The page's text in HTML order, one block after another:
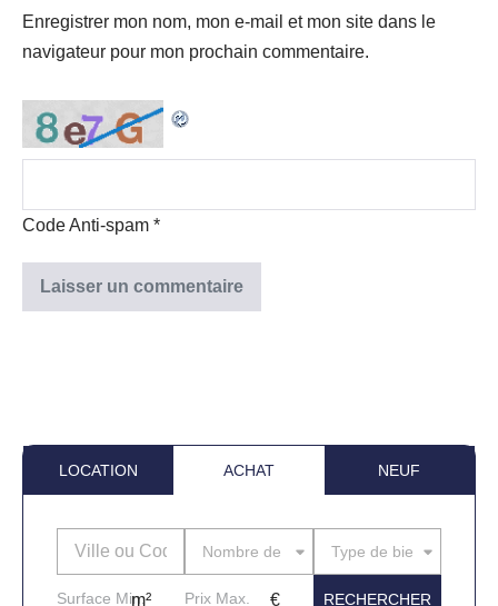
Enregistrer mon nom, mon e-mail et mon site dans le
navigateur pour mon prochain commentaire.
Code Anti-spam *
LOCATION ACHAT NEUF
Nombre de piècesType de bien